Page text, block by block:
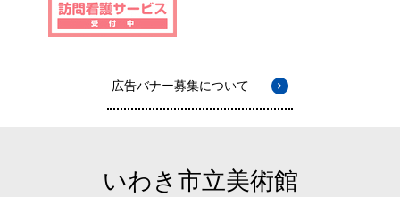
広告バナー募集について
いわき市立美術館